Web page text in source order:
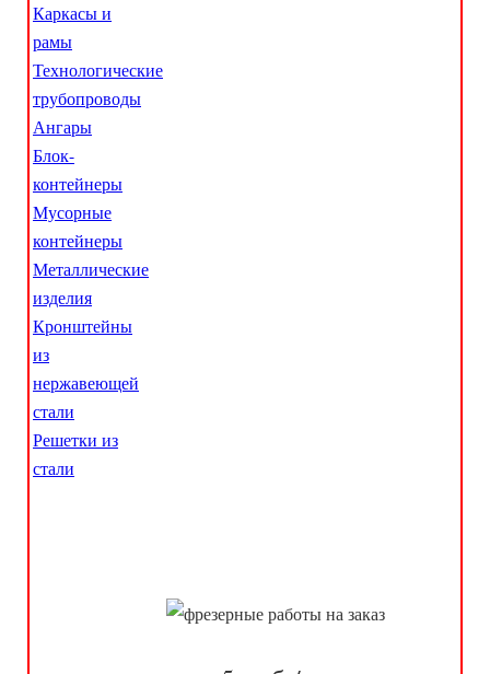
Каркасы и
рамы
Технологические
трубопроводы
Ангары
Блок-
контейнеры
Мусорные
контейнеры
Металлические
изделия
Кронштейны
из
нержавеющей
стали
Решетки из
стали